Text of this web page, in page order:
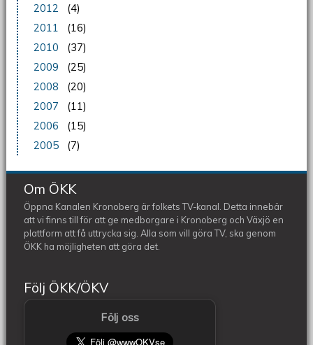
2012
(4)
2011
(16)
2010
(37)
2009
(25)
2008
(20)
2007
(11)
2006
(15)
2005
(7)
Om ÖKK
Öppna Kanalen Kronoberg är folkets TV-kanal. Detta innebär
att vi finns till för att ge medborgare i Kronoberg och Växjö en
plattform att få uttrycka sig. Alla som vill göra TV, ska genom
ÖKK ha möjligheten att göra det.
Följ ÖKK/ÖKV
Följ oss